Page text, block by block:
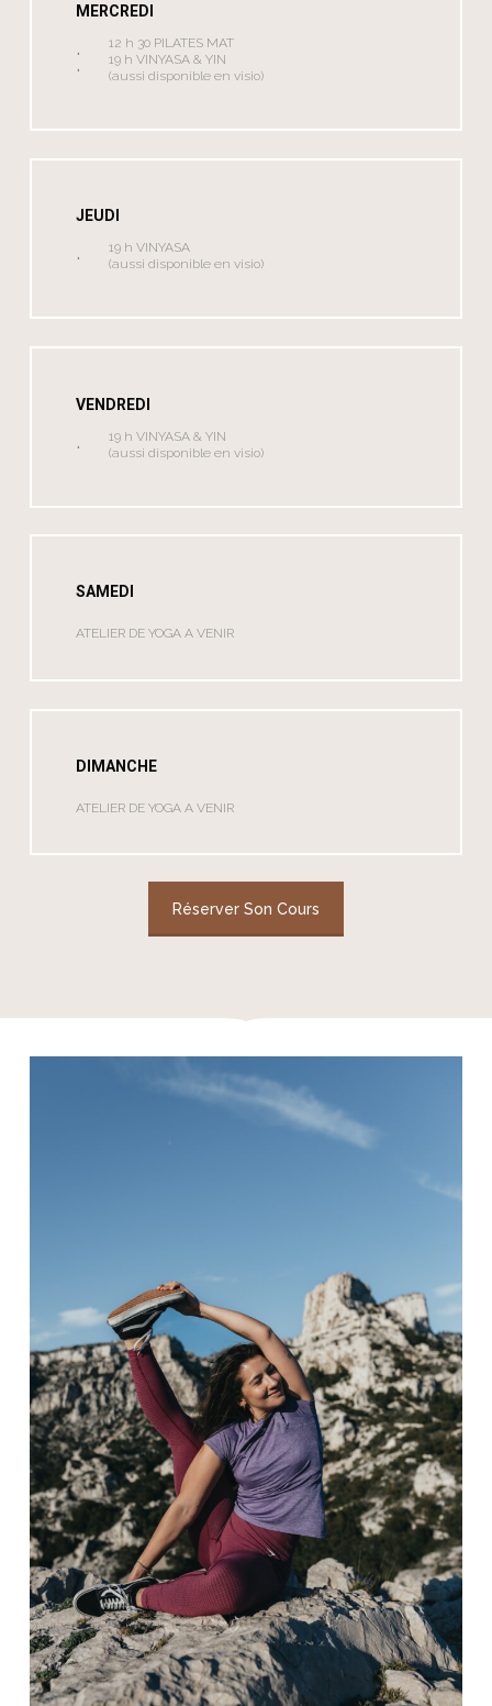
MERCREDI
12 h 30 PILATES MAT
19 h VINYASA & YIN
(aussi disponible en visio)
JEUDI
19 h VINYASA
(aussi disponible en visio)
VENDREDI
19 h VINYASA & YIN
(aussi disponible en visio)
SAMEDI
ATELIER DE YOGA A VENIR
DIMANCHE
ATELIER DE YOGA A VENIR
Réserver Son Cours